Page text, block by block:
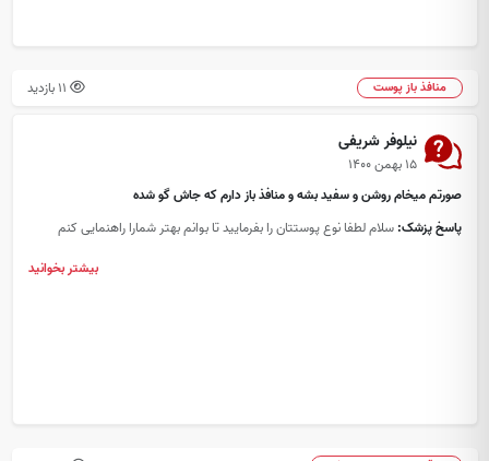
منافذ باز پوست
نیلوفر شریفی
۱۵ بهمن ۱۴۰۰
صورتم میخام روشن و سفید بشه و منافذ باز دارم که جاش گو شده
پاسخ پزشک: سلام لطفا نوع پوستتان را بفرمایید تا بوانم بهتر شمارا راهنمایی کنم
بیشتر بخوانید